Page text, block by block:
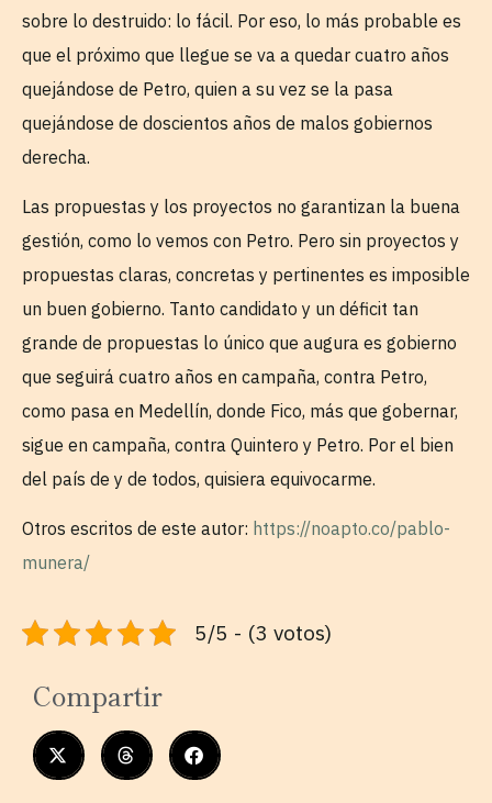
sobre lo destruido: lo fácil. Por eso, lo más probable es
que el próximo que llegue se va a quedar cuatro años
quejándose de Petro, quien a su vez se la pasa
quejándose de doscientos años de malos gobiernos
derecha.
Las propuestas y los proyectos no garantizan la buena
gestión, como lo vemos con Petro. Pero sin proyectos y
propuestas claras, concretas y pertinentes es imposible
un buen gobierno. Tanto candidato y un déficit tan
grande de propuestas lo único que augura es gobierno
que seguirá cuatro años en campaña, contra Petro,
como pasa en Medellín, donde Fico, más que gobernar,
sigue en campaña, contra Quintero y Petro. Por el bien
del país de y de todos, quisiera equivocarme.
Otros escritos de este autor: https://noapto.co/pablo-
munera/
5/5 - (3 votos)
Compartir